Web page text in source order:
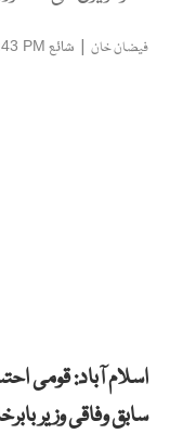
فیضان خان | شائع PM
اسلام آباد: قومی
سابق وفاقی وزیر